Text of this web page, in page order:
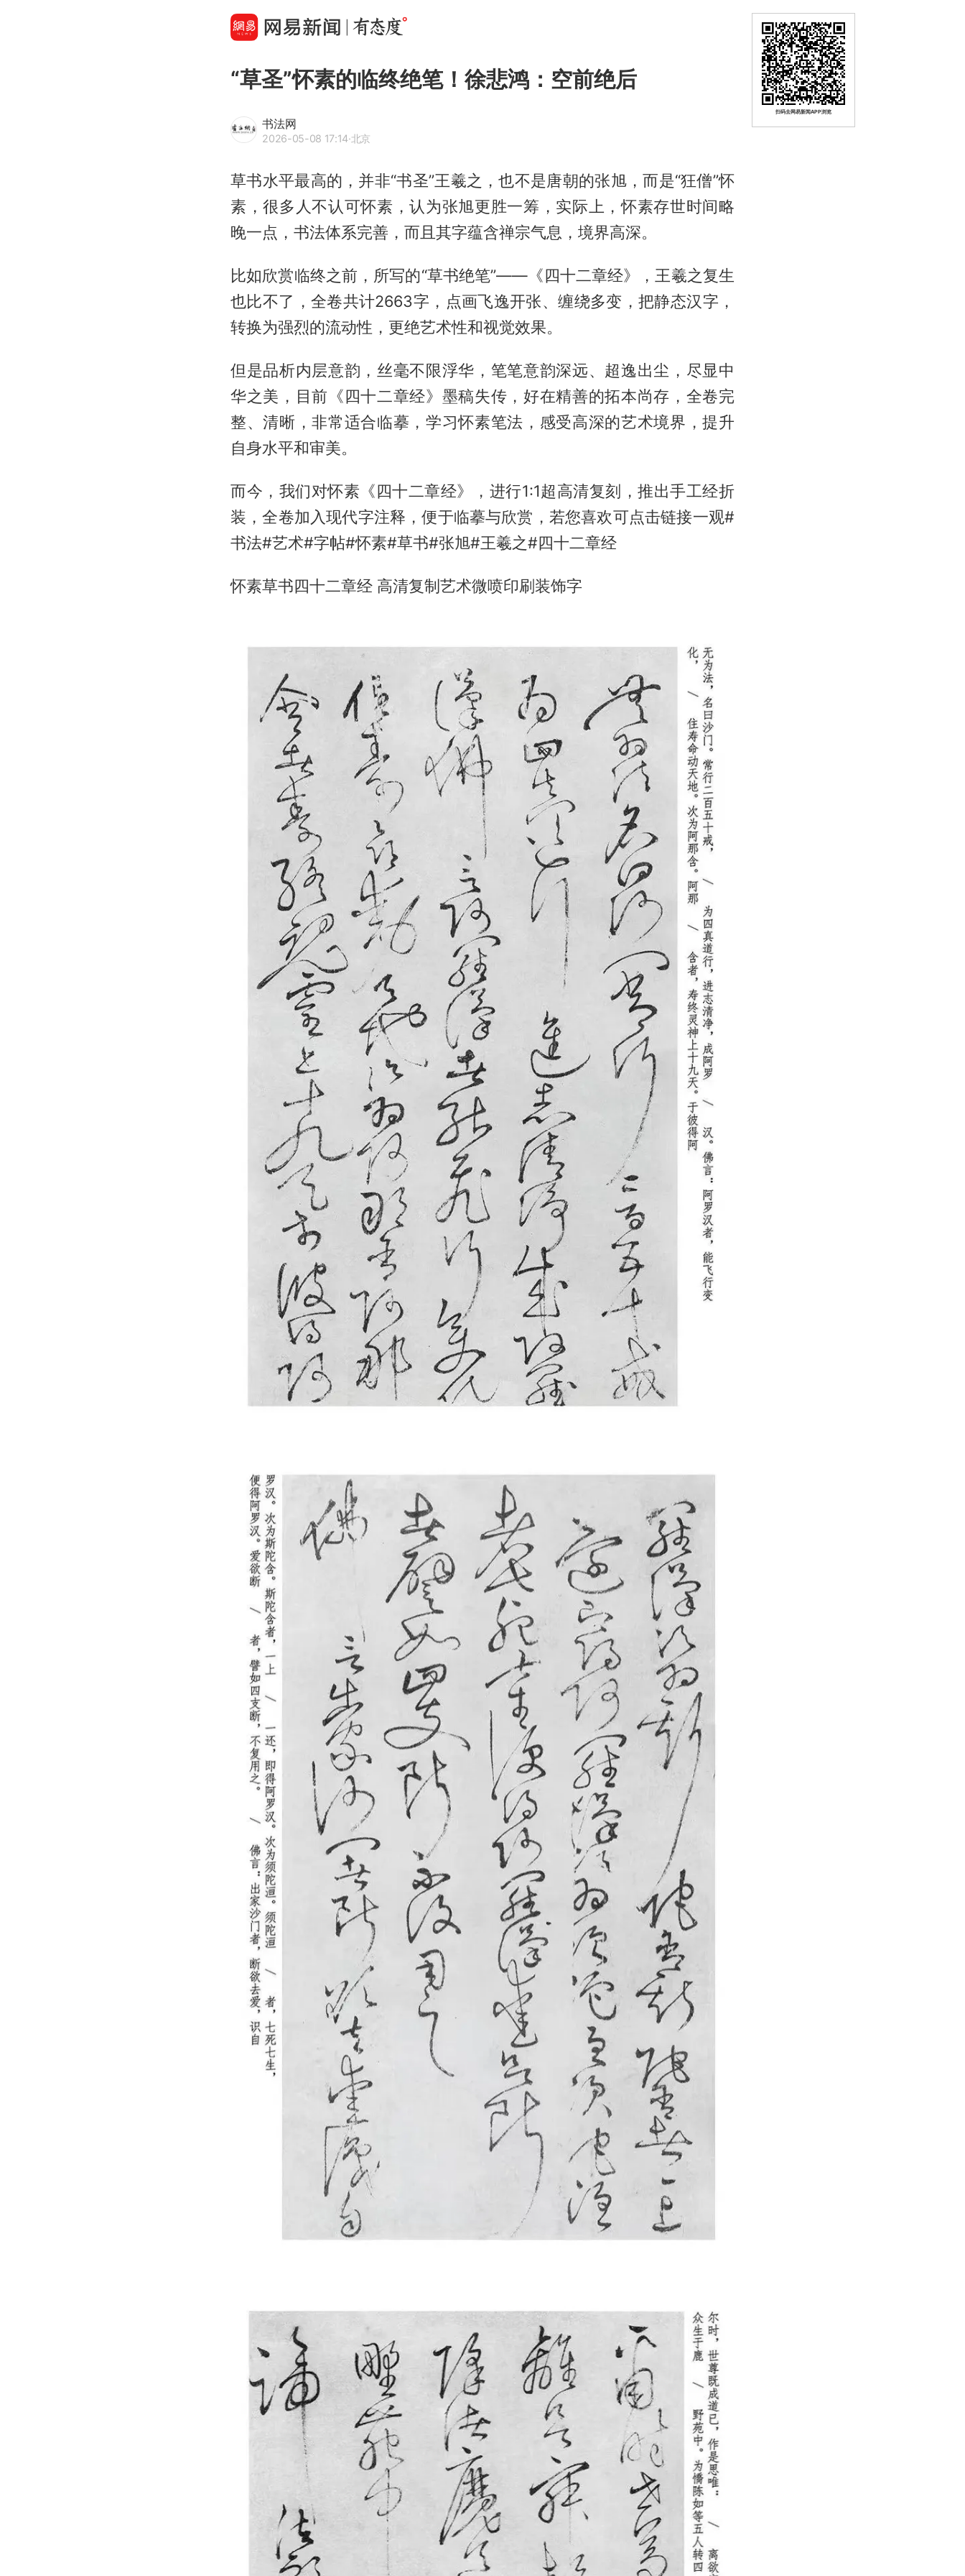
“草圣”怀素的临终绝笔！徐悲鸿：空前绝后
书法网
2026-05-08 17:14·北京
草书水平最高的，并非“书圣”王羲之 ，也不是唐朝的张旭，而是“狂僧”怀
素，很多人不认可怀素，认为张旭更胜一筹，实际上，怀素存世时间略
晚一点，书法体系完善，而且其字蕴含禅宗气息，境界高深。
比如欣赏临终之前，所写的“草书绝笔”——《四十二章经》，王羲之复生
也比不了，全卷共计2663字，点画飞逸开张、缠绕多变，把静态汉字，
转换为强烈的流动性，更绝艺术性和视觉效果。
但是品析内层意韵，丝毫不限浮华，笔笔意韵深远、超逸出尘，尽显中
华之美，目前《四十二章经》墨稿失传，好在精善的拓本尚存，全卷完
整、清晰，非常适合临摹，学习怀素笔法，感受高深的艺术境界，提升
自身水平和审美。
而今，我们对怀素《四十二章经》，进行1:1超高清复刻，推出手工经折
装，全卷加入现代字注释，便于临摹与欣赏，若您喜欢可点击链接一观#
书法#艺术#字帖#怀素#草书#张旭#王羲之#四十二章经
怀素草书四十二章经 高清复制艺术微喷印刷装饰字
扫码去网易新闻APP浏览